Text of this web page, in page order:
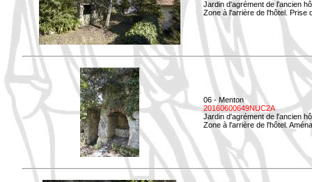
Jardin d'agrément de l'ancien
Zone à l'arrière de l'hôtel. Prise
06 - Menton
20160600649NUC2A
Jardin d'agrément de l'ancien
Zone à l'arrière de l'hôtel.